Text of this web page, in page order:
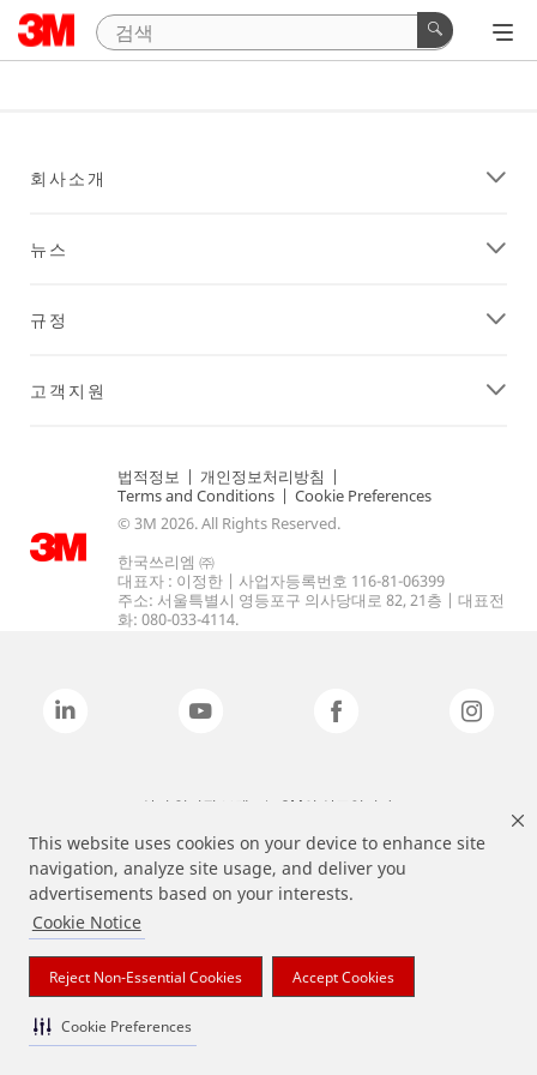
This website uses cookies on your device to enhance site
navigation, analyze site usage, and deliver you
advertisements based on your interests.
Cookie Notice
Reject Non-Essential Cookies Accept Cookies
Cookie Preferences
회사소개
뉴스
규정
고객지원
법적정보 | 개인정보처리방침 |
Terms and Conditions | Cookie Preferences
© 3M 2026. All Rights Reserved.
한국쓰리엠 ㈜
대표자 : 이정한 | 사업자등록번호 116-81-06399
주소: 서울특별시 영등포구 의사당대로 82, 21층 | 대표전
화: 080-033-4114.
상기 열거된 브랜드는 3M의 상표입니다.